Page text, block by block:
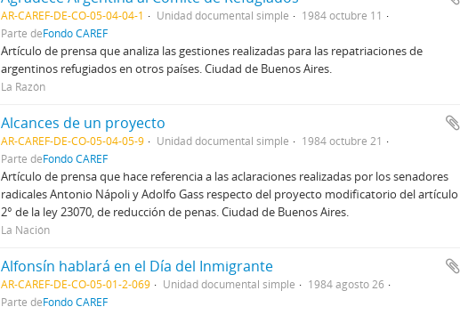
AR-CAREF-DE-CO-05-04-04-1 Unidad documental simple
1984 octubre 11
Parte deFondo CAREF
Artículo de prensa que analiza las gestiones realizadas para las repatriaciones de
argentinos refugiados en otros países. Ciudad de Buenos Aires.
La Razón
Alcances de un proyecto
AR-CAREF-DE-CO-05-04-05-9 Unidad documental simple
1984 octubre 21
Parte deFondo CAREF
Artículo de prensa que hace referencia a las aclaraciones realizadas por los senadores
radicales Antonio Nápoli y Adolfo Gass respecto del proyecto modificatorio del artículo
2° de la ley 23070, de reducción de penas. Ciudad de Buenos Aires.
La Nación
Alfonsín hablará en el Día del Inmigrante
AR-CAREF-DE-CO-05-01-2-069 Unidad documental simple
1984 agosto 26
Parte deFondo CAREF